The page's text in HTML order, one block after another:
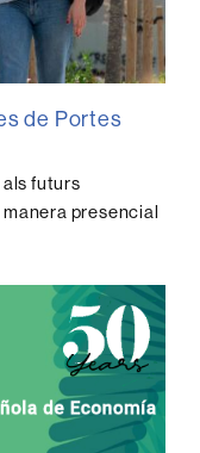
de Portes
als futurs
presencial